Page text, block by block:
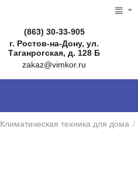
(863) 30-33-905
г. Ростов-на-Дону, ул.
Таганрогская, д. 128 Б
zakaz@vimkor.ru
Климатическая техника для дома /